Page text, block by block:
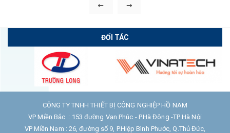
← →
ĐỐI TÁC
CÔNG TY TNHH THIẾT BỊ CÔNG NGHIỆP HỒ NAM
VP Miền Bắc : 153 đường Vạn Phúc - P.Hà Đông -TP Hà Nội
VP Miền Nam : 26, đường số 9, P.Hiệp Bình Phước, Q.Thủ Đức,